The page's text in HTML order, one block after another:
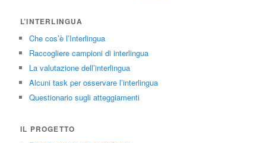
L’INTERLINGUA
Che cos’è l’Interlingua
Raccogliere campioni di interlingua
La valutazione dell’interlingua
Alcuni task per osservare l’interlingua
Questionario sugli atteggiamenti
IL PROGETTO